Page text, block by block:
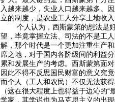
入越来越少，失业人口越来越多。
立的制度，是农业工人分享土地收
个人认为，西斯蒙第的想法是好
望，毕竟掌握立法、司法的不是工
解，那个时代是一个更加注重生产
席之地，对于国内各阶级间的利益
累和发展生产的考虑。西斯蒙第面
因此不得不反思国民财富的意义究
而个人（工人和农民）不仅无法获
（这在很大程度上也得益于边沁的
学家，其学说也为马克思主义的出